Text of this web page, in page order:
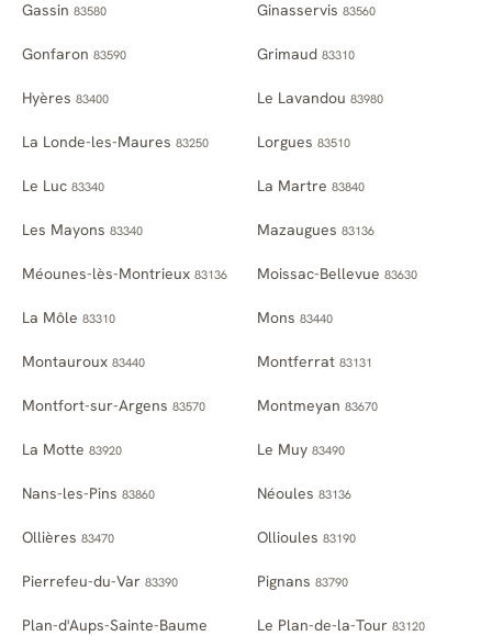
Gassin 83580 Ginasservis 83560
Gonfaron 83590 Grimaud 83310
Hyères 83400 Le Lavandou 83980
La Londe-les-Maures 83250 Lorgues 83510
Le Luc 83340 La Martre 83840
Les Mayons 83340 Mazaugues 83136
Méounes-lès-Montrieux 83136 Moissac-Bellevue 83630
La Môle 83310 Mons 83440
Montauroux 83440 Montferrat 83131
Montfort-sur-Argens 83570 Montmeyan 83670
La Motte 83920 Le Muy 83490
Nans-les-Pins 83860 Néoules 83136
Ollières 83470 Ollioules 83190
Pierrefeu-du-Var 83390 Pignans 83790
Plan-d'Aups-Sainte-Baume Le Plan-de-la-Tour 83120